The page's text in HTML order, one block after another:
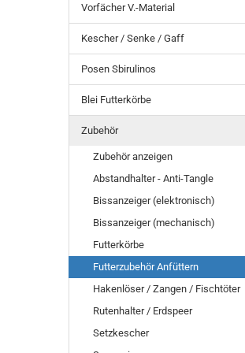
Vorfächer V.-Material
Kescher / Senke / Gaff
Posen Sbirulinos
Blei Futterkörbe
Zubehör
Zubehör anzeigen
Abstandhalter - Anti-Tangle
Bissanzeiger (elektronisch)
Bissanzeiger (mechanisch)
Futterkörbe
Futterzubehör Anfüttern
Hakenlöser / Zangen / Fischtöter
Rutenhalter / Erdspeer
Setzkescher